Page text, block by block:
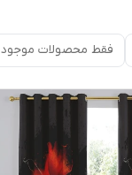
فقط محصولات موجود